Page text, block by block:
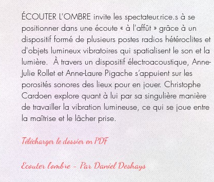
ÉCOUTER L'OMBRE invite les spectateur.rice.s à se
positionner dans une écoute « à l'affût » grâce à un
dispositif formé de plusieurs postes radios hétéroclites et
d'objets lumineux vibratoires qui spatialisent le son et la
lumière. À travers un dispositif électroacoustique, Anne-
Julie Rollet et Anne-Laure Pigache s’appuient sur les
porosités sonores des lieux pour en jouer. Christophe
Cardoen explore quant à lui par sa singulière manière
de travailler la vibration lumineuse, ce qui se joue entre
la maîtrise et le lâcher prise.
Télécharger le dossier en PDF
Ecouter l'ombre - Par Daniel Deshays